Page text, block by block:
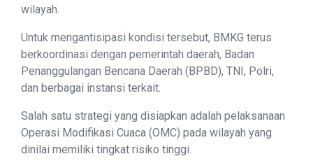
wilayah.
Untuk mengantisipasi kondisi tersebut, BMKG terus
berkoordinasi dengan pemerintah daerah, Badan
Penanggulangan Bencana Daerah (BPBD), TNI, Polri,
dan berbagai instansi terkait.
Salah satu strategi yang disiapkan adalah pelaksanaan
Operasi Modifikasi Cuaca (OMC) pada wilayah yang
dinilai memiliki tingkat risiko tinggi.